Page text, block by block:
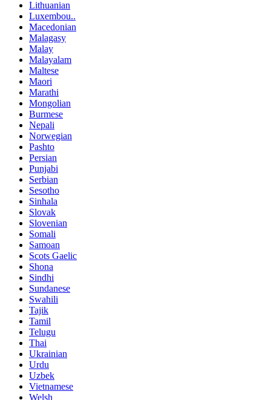
Lithuanian
Luxembou..
Macedonian
Malagasy
Malay
Malayalam
Maltese
Maori
Marathi
Mongolian
Burmese
Nepali
Norwegian
Pashto
Persian
Punjabi
Serbian
Sesotho
Sinhala
Slovak
Slovenian
Somali
Samoan
Scots Gaelic
Shona
Sindhi
Sundanese
Swahili
Tajik
Tamil
Telugu
Thai
Ukrainian
Urdu
Uzbek
Vietnamese
Welsh